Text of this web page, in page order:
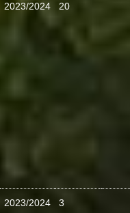
2023/2024 20
2023/2024 3